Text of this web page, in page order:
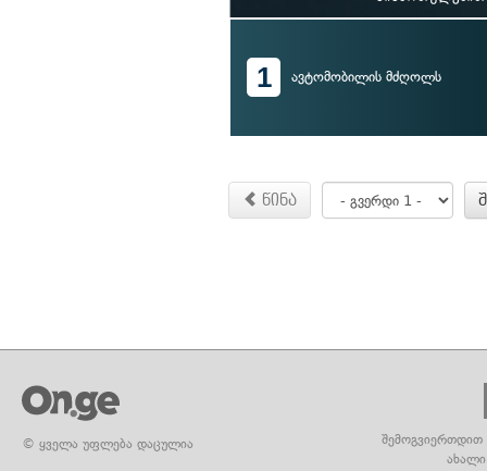
1 ავტომობილის მძღოლს
წინა
© ყველა უფლება დაცულია
შემოგვიერთდით
ახალი